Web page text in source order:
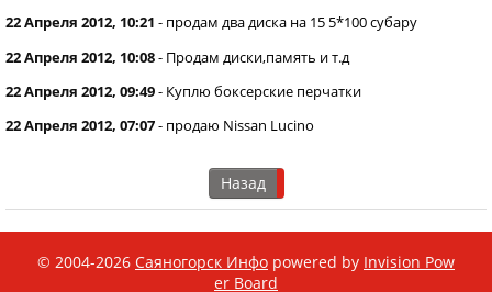
22 Апреля 2012, 10:21 - продам два диска на 15 5*100 субару
22 Апреля 2012, 10:08- Продам диски,память и т.д
22 Апреля 2012, 09:49- Куплю боксерские перчатки
22 Апреля 2012, 07:07- продаю Nissan Lucino
Назад
© 2004-2026 Саяногорск Инфо powered by Invision Pow
er Board